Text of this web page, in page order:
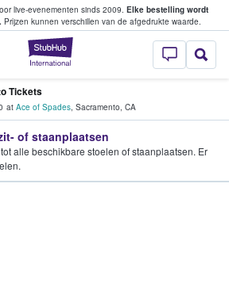
live-evenementen sinds 2009. Elke bestelling wordt
Prijzen kunnen verschillen van de afgedrukte waarde.
StubHub: waar
en verkopen
Tickets
at Ace of Spades, Sacramento, CA
of staanplaatsen
alle beschikbare stoelen of staanplaatsen. Er